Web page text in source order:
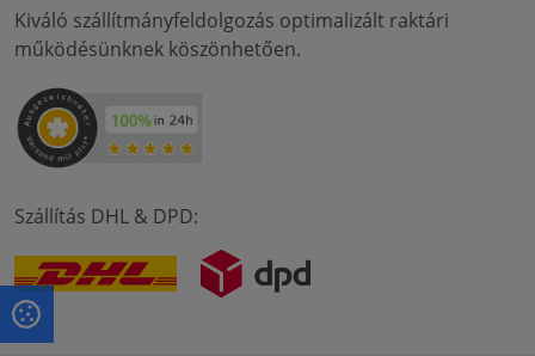
Kiváló szállítmányfeldolgozás optimalizált raktári
működésünknek köszönhetően.
Szállítás DHL & DPD: